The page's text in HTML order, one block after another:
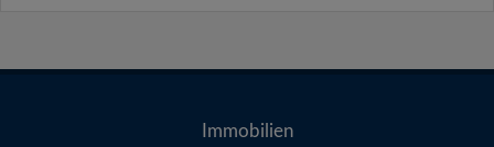
Immobilien